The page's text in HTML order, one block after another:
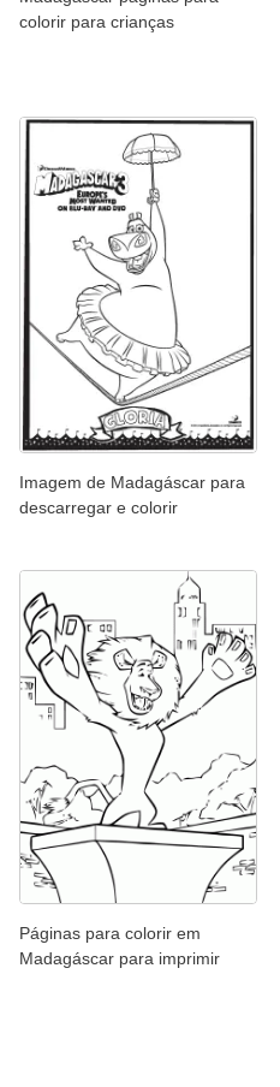
colorir para crianças
Imagem de Madagáscar para
descarregar e colorir
Páginas para colorir em
Madagáscar para imprimir